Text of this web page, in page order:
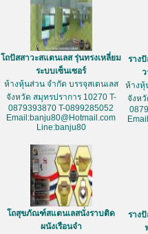
โถปัสสาวะสแตนเลส รุ่นทรงเหลี่ยม
ระบบเซ็นเซอร์
ห้างหุ้นส่วน จำกัด บรรจุสเตนเลส
จังหวัด สมุทรปราการ 10270 T-
0879393870 T-0899285052
Email:banju80@Hotmail.com
Line:banju80
ราง
ห้างหุ้
จังห
โถสุขภัณฑ์สแตนเลสนั่งราบติด
ผนังเรือนจำ
ราง